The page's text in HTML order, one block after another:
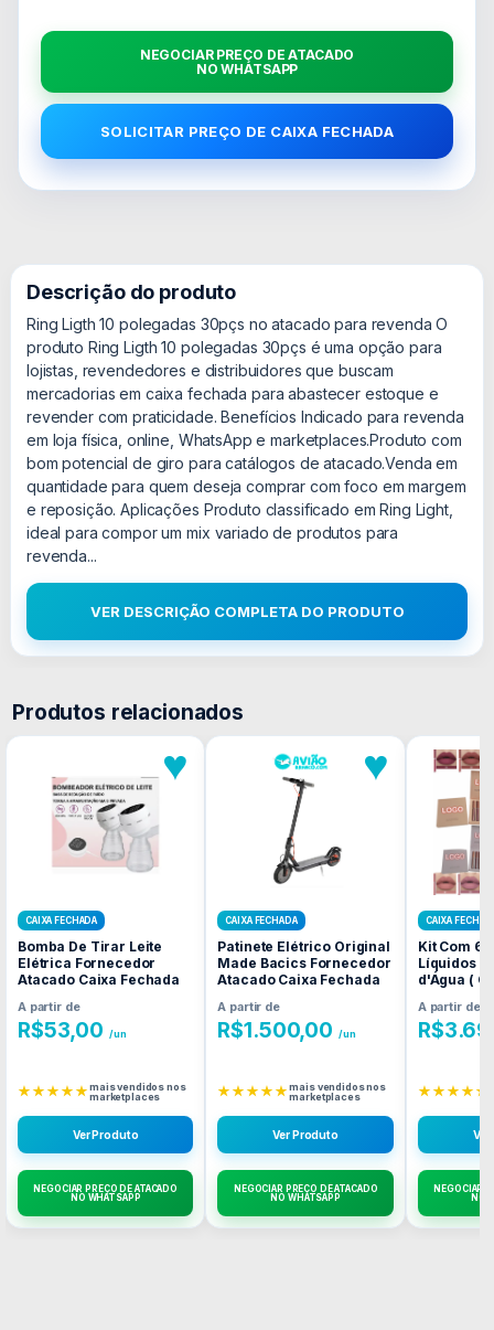
NEGOCIAR PREÇO DE ATACADO
NO WHATSAPP
SOLICITAR PREÇO DE CAIXA FECHADA
Descrição do produto
Ring Ligth 10 polegadas 30pçs no atacado para revenda O
produto Ring Ligth 10 polegadas 30pçs é uma opção para
lojistas, revendedores e distribuidores que buscam
mercadorias em caixa fechada para abastecer estoque e
revender com praticidade. Benefícios Indicado para revenda
em loja física, online, WhatsApp e marketplaces.Produto com
bom potencial de giro para catálogos de atacado.Venda em
quantidade para quem deseja comprar com foco em margem
e reposição. Aplicações Produto classificado em Ring Light,
ideal para compor um mix variado de produtos para
revenda...
VER DESCRIÇÃO COMPLETA DO PRODUTO
Produtos relacionados
♥
CAIXA FECHADA
Bomba De Tirar Leite
Elétrica Fornecedor
Atacado Caixa Fechada
A partir de
R$53,00 /un
★★★★★mais vendidos nos
marketplaces
Ver Produto
NEGOCIAR PREÇO DE ATACADO
NO WHATSAPP
♥
CAIXA FECHADA
Patinete Elétrico Original
Made Bacics Fornecedor
Atacado Caixa Fechada
A partir de
R$1.500,00 /un
★★★★★mais vendidos nos
marketplaces
Ver Produto
NEGOCIAR PREÇO DE ATACADO
NO WHATSAPP
CAIXA
Kit Com 6
Líquidos
d'Água (
Caixa
A partir de
R$
★★★★★
NEGOCIAR
NO